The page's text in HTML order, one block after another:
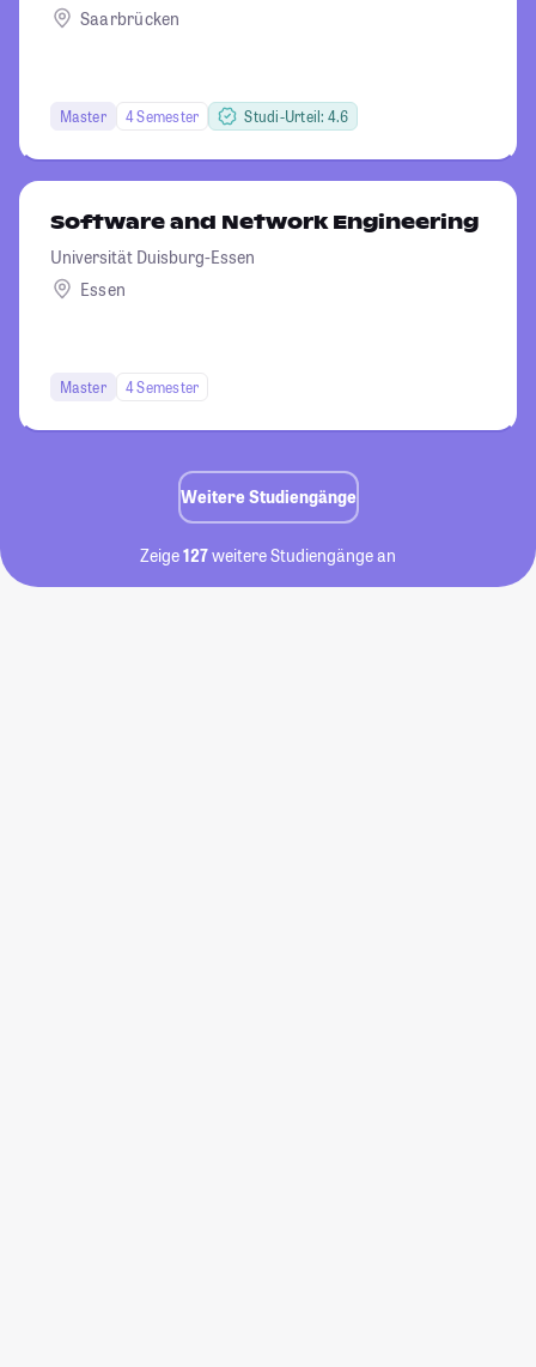
Saarbrücken
Master 4 Semester Studi-Urteil: 4.6
Software and Network Engineering
Universität Duisburg-Essen
Essen
Master 4 Semester
Weitere Studiengänge
Zeige127weitere Studiengänge an